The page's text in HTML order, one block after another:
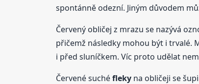
spontánně odezní. Jiným důvodem
Červený obličej z mrazu se nazývá
přičemž následky mohou být i trvalé.
i před sluníčkem. Víc proto udělat
Červené suchéflekyna obličeji se